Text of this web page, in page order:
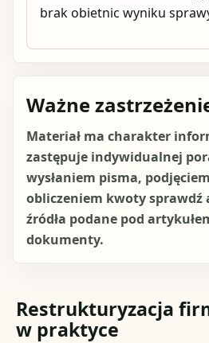
brak obietnic wyniku
Ważne
Materiał ma charakter
zastępuje indywidualnej
wysłaniem pisma,
obliczeniem kwoty sprawdź
źródła podane pod
dokumenty.
Restrukturyzacja
w praktyce